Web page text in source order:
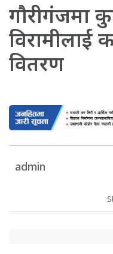
गाैरीगंजमा
वितरण
admin